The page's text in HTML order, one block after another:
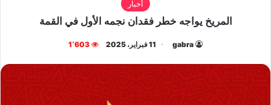
أخبار
المريخ يواجه خطر فقدان نجمه الأول في القمة
gabra 11 فبراير، 2025 1٬603